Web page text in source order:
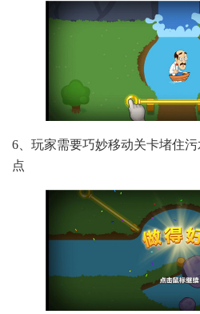
6、玩家需要巧妙移动关卡堵住
点